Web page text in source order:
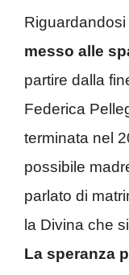
Riguardandosi
messo alle
partire dalla
Federica
terminata nel
possibile
parlato di
la Divina che
La speranza